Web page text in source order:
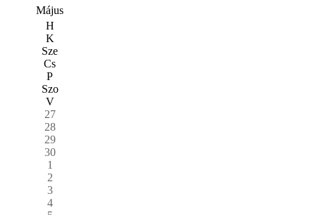
Május
H
K
Sze
Cs
P
Szo
V
27
28
29
30
1
2
3
4